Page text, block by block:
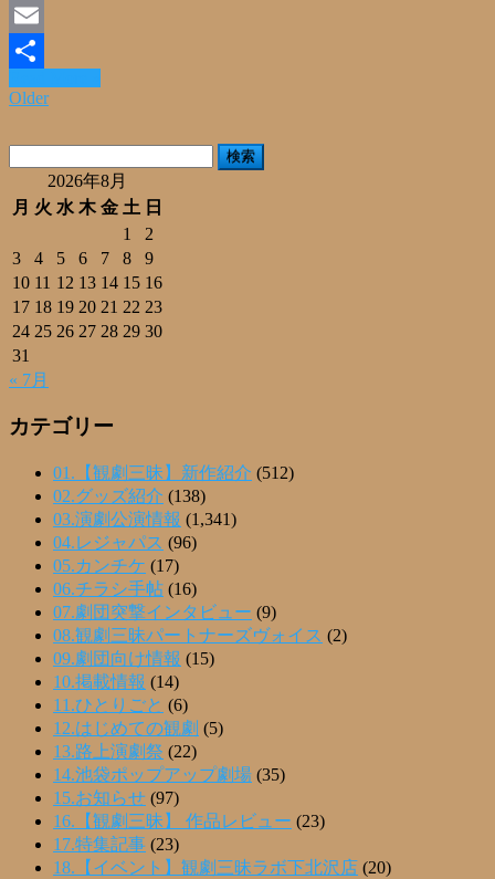
Facebook
Email
共
Older
2026年8月
月 火 水 木 金 土 日
1
2
3
4 5 6 7 8
9
10 11 12 13 14 15 16
17 18 19 20 21 22 23
24 25 26 27 28 29 30
31
« 7月
カテゴリー
01.【観劇三昧】新作紹介 (512)
02.グッズ紹介 (138)
03.演劇公演情報 (1,341)
04.レジャパス (96)
05.カンチケ (17)
06.チラシ手帖 (16)
07.劇団突撃インタビュー (9)
08.観劇三昧パートナーズヴォイス (2)
09.劇団向け情報 (15)
10.掲載情報 (14)
11.ひとりごと (6)
12.はじめての観劇 (5)
13.路上演劇祭 (22)
14.池袋ポップアップ劇場 (35)
15.お知らせ (97)
16.【観劇三昧】 作品レビュー (23)
17.特集記事 (23)
18.【イベント】観劇三昧ラボ下北沢店 (20)